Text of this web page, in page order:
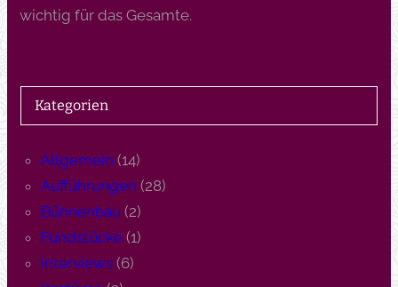
wichtig für das Gesamte.
Kategorien
Allgemein (14)
Aufführungen (28)
Bühnenbau(2)
Fundstücke(1)
Interviews(6)